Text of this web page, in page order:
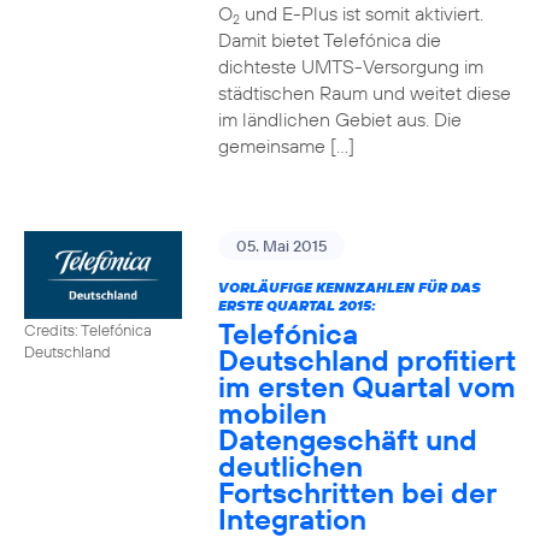
O2und E-Plus ist somit aktiviert.
Damit bietet Telefónica die
dichteste UMTS-Versorgung im
städtischen Raum und weitet diese
im ländlichen Gebiet aus. Die
gemeinsame […]
Credits: Telefónica
Deutschland
05. Mai 2015
VORLÄUFIGE KENNZAHLEN FÜR DAS
ERSTE QUARTAL 2015:
Telefónica
Deutschland profitiert
im ersten Quartal vom
mobilen
Datengeschäft und
deutlichen
Fortschritten bei der
Integration